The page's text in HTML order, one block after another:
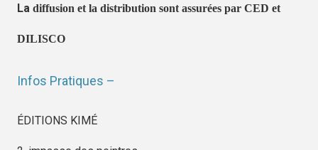
La diffusion et la distribution sont assurées par CED et
DILISCO
Infos Pratiques –
ÉDITIONS KIMÉ